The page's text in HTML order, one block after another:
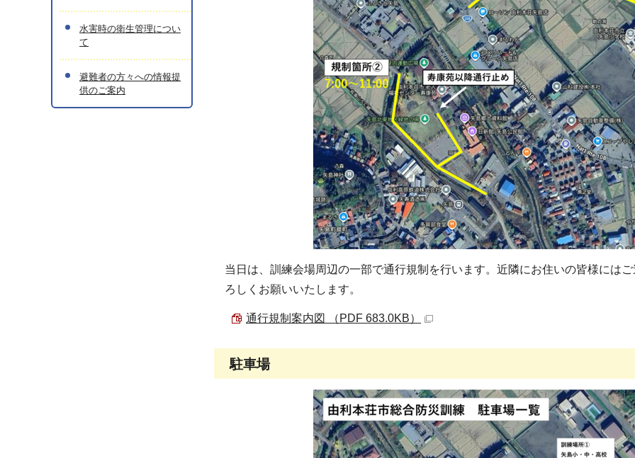
当日は、訓練会場周辺の一部で通行規制を行います。近隣にお住いの皆様には
ろしくお願いいたします。
通行規制案内図 （PDF 683.0KB）
駐車場
水害時の衛生管理につい
て
避難者の方々への情報提
供のご案内